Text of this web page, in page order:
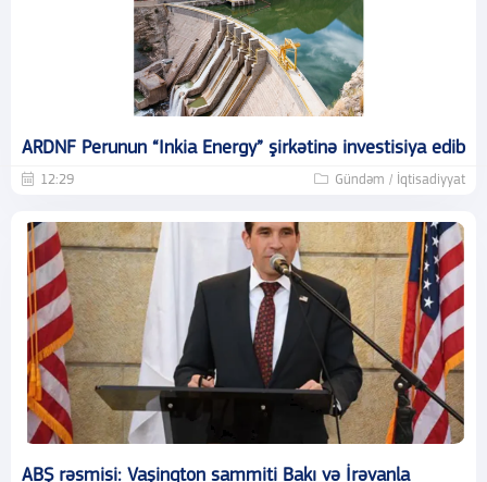
ARDNF Perunun “Inkia Energy” şirkətinə investisiya edib
12:29 Gündəm / İqtisadiyyat
ABŞ rəsmisi: Vaşinqton sammiti Bakı və İrəvanla